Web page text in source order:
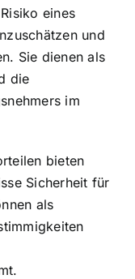
eines
und
Sie dienen als
die
im
bieten
Sicherheit für
als